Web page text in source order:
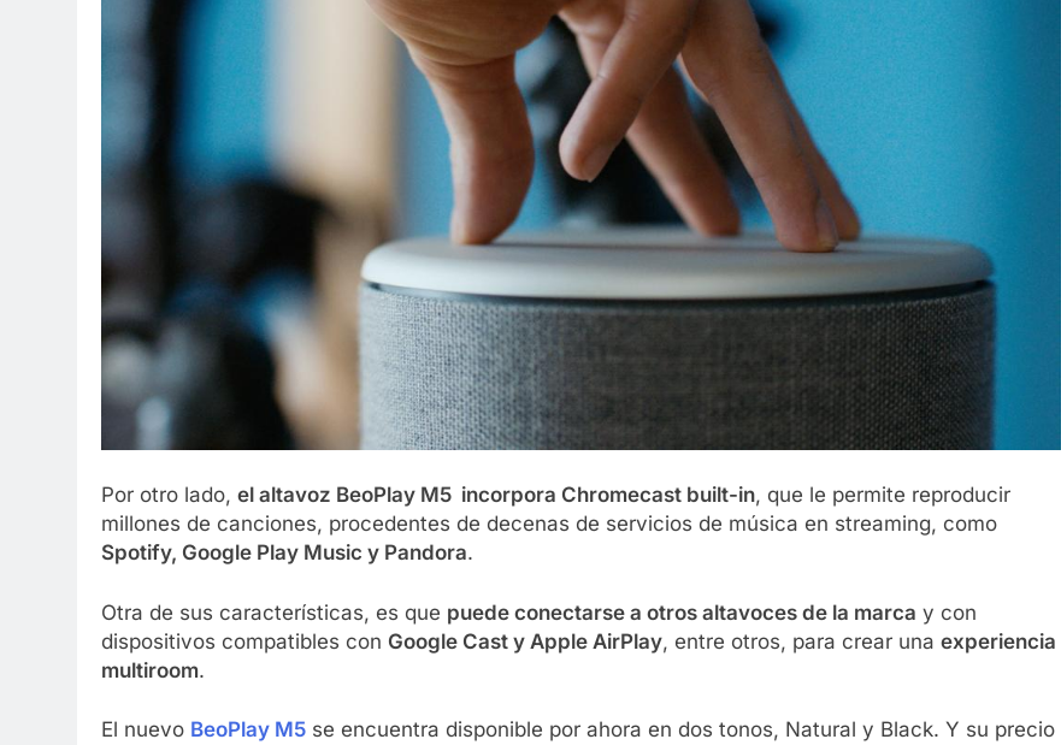
Por otro lado, el altavoz BeoPlay M5 incorpora Chromecast built-in, que le permite reproducir
millones de canciones, procedentes de decenas de servicios de música en streaming, como
Spotify, Google Play Music y Pandora.
Otra de sus características, es que puede conectarse a otros altavoces de la marca y con
dispositivos compatibles con Google Cast y Apple AirPlay, entre otros, para crear una experiencia
multiroom.
El nuevo BeoPlay M5 se encuentra disponible por ahora en dos tonos, Natural y Black. Y su precio